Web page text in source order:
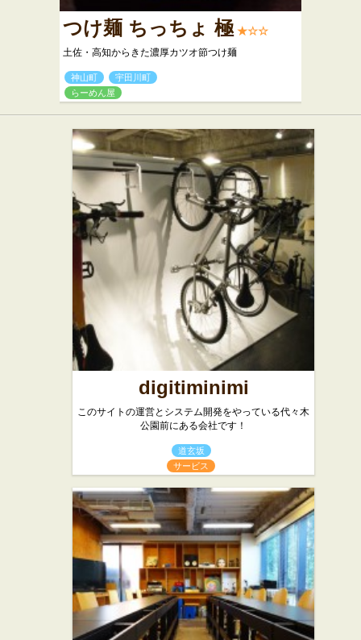
つけ麺 ちっちょ 極 ★☆☆
土佐・高知からきた濃厚カツオ節つけ麺
神山町
宇田川町
らーめん屋
digitiminimi
このサイトの運営とシステム開発をやっている代々木
公園前にある会社です！
道玄坂
サービス